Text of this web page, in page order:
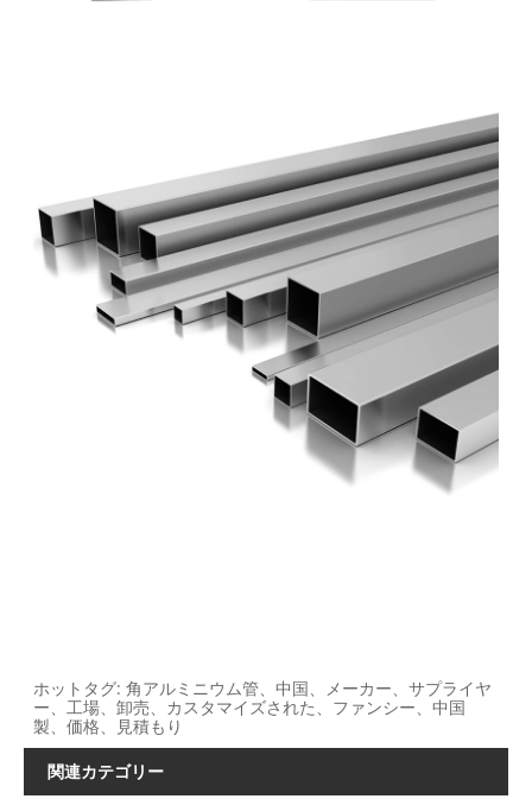
ホットタグ: 角アルミニウム管、中国、メーカー、サプライヤ
ー、工場、卸売、カスタマイズされた、ファンシー、中国
製、価格、見積もり
関連カテゴリー